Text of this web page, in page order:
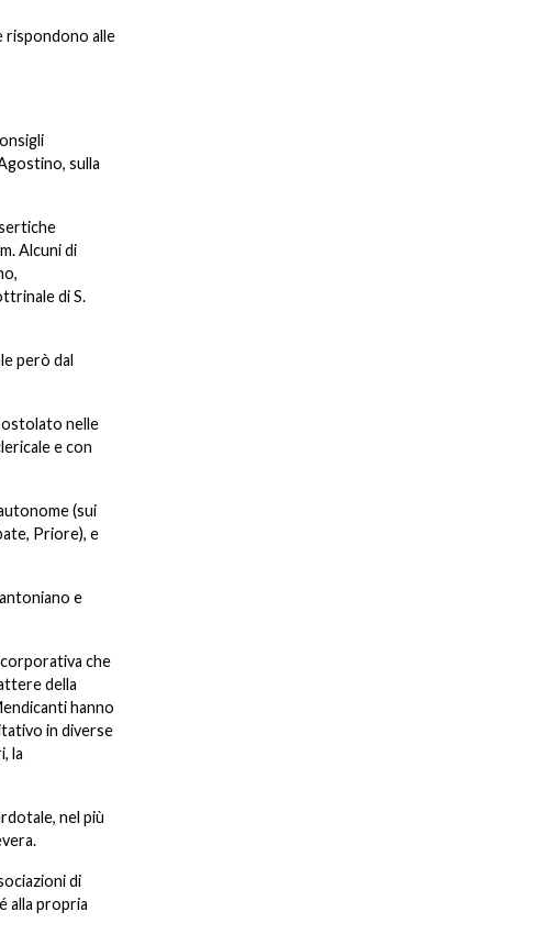
rispondono alle
sulla
Alcuni di
di S.
però dal
nelle
e con
(sui
Priore), e
e
che
della
hanno
in diverse
la
nel più
di
alla propria